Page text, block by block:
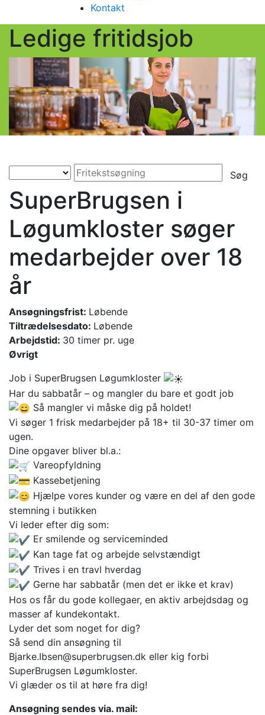
Kontakt
Ledige fritidsjob
Søg
SuperBrugsen i
Løgumkloster søger
medarbejder over 18
år
Ansøgningsfrist: Løbende
Tiltrædelsesdato: Løbende
Arbejdstid: 30 timer pr. uge
Øvrigt
Job i SuperBrugsen Løgumkloster
Har du sabbatår – og mangler du bare et godt job
Så mangler vi måske dig på holdet!
Vi søger 1 frisk medarbejder på 18+ til 30-37 timer om
ugen.
Dine opgaver bliver bl.a.:
Vareopfyldning
Kassebetjening
Hjælpe vores kunder og være en del af den gode
stemning i butikken
Vi leder efter dig som:
Er smilende og serviceminded
Kan tage fat og arbejde selvstændigt
Trives i en travl hverdag
Gerne har sabbatår (men det er ikke et krav)
Hos os får du gode kollegaer, en aktiv arbejdsdag og
masser af kundekontakt.
Lyder det som noget for dig?
Så send din ansøgning til
Bjarke.Ibsen@superbrugsen.dk eller kig forbi
SuperBrugsen Løgumkloster.
Vi glæder os til at høre fra dig!
Ansøgning sendes via. mail: